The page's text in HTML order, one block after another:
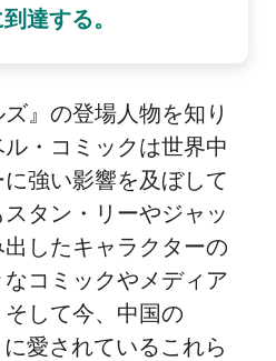
達する。
』の登場人物を知り
・コミックは世界中
強い影響を及ぼして
タン・リーやジャッ
したキャラクターの
コミックやメディア
して今、中国の
愛されているこれら